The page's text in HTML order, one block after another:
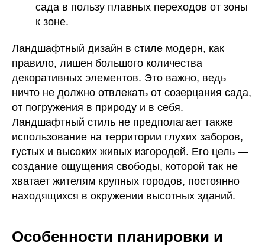
сада в пользу плавных переходов от зоны
к зоне.
Ландшафтный дизайн в стиле модерн, как
правило, лишен большого количества
декоративных элементов. Это важно, ведь
ничто не должно отвлекать от созерцания сада,
от погружения в природу и в себя.
Ландшафтный стиль не предполагает также
использование на территории глухих заборов,
густых и высоких живых изгородей. Его цель —
создание ощущения свободы, которой так не
хватает жителям крупных городов, постоянно
находящихся в окружении высотных зданий.
Особенности планировки и